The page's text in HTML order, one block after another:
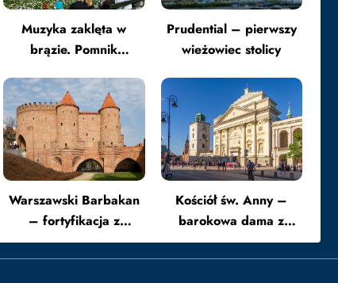
Muzyka zaklęta w
brązie. Pomnik
Prudential – pierwszy
wieżowiec stolicy
Warszawski Barbakan
– fortyfikacja z
charakterem i drugim
życiem
Kościół św. Anny –
barokowa dama z
widokiem na historię